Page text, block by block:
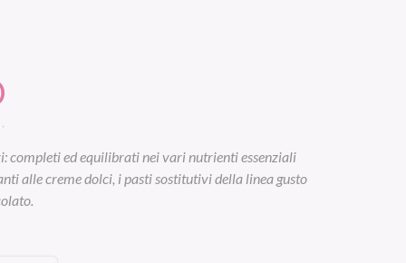
completi ed equilibrati nei vari nutrienti essenziali
alle creme dolci, i pasti sostitutivi della linea gusto